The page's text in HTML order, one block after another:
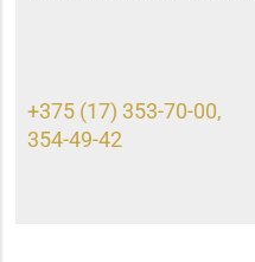
+375 (17) 353-70-00,
354-49-42